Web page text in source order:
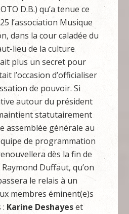
D.B.) qu’a tenue ce
l’association Musique
dans la cour caladée du
lieu de la culture
plus un secret pour
l’occasion d’officialiser
de pouvoir. Si
autour du président
statutairement
assemblée générale au
de programmation
dès la fin de
Raymond Duffaut, qu’on
le relais à un
membres éminent(e)s
Karine Deshayeset